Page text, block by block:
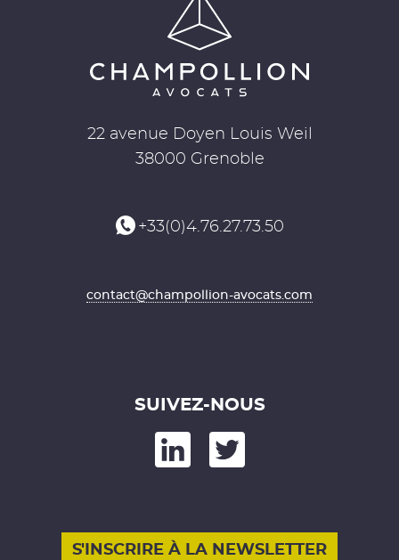
22 avenue Doyen Louis Weil
38000 Grenoble
+33(0)4.76.27.73.50
contact@champollion-avocats.com
SUIVEZ-NOUS
S'INSCRIRE À LA NEWSLETTER